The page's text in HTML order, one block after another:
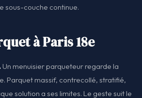
sous-couche continue.
à Paris 18e
Un menuisier parqueteur regarde la
Parquet massif, contrecollé, stratifié,
solution a ses limites. Le geste suit le